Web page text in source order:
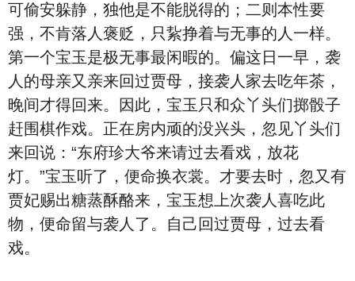
可偷安躲静，独他是不能脱得的；二则本性要
强，不肯落人褒贬，只紥挣着与无事的人一样。
第一个宝玉是极无事最闲暇的。偏这日一早，袭
人的母亲又亲来回过贾母，接袭人家去吃年茶，
晚间才得回来。因此，宝玉只和众丫头们掷骰子
赶围棋作戏。正在房内顽的没兴头，忽见丫头们
来回说：“东府珍大爷来请过去看戏，放花
灯。”宝玉听了，便命换衣裳。才要去时，忽又有
贾妃赐出糖蒸酥酪来，宝玉想上次袭人喜吃此
物，便命留与袭人了。自己回过贾母，过去看
戏。